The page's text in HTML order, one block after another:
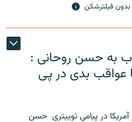
فیلترشکن
به حسن روحانی :
عواقب بدی در پی
در پیامی توییتری ‌ حسن